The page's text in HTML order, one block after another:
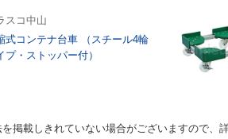
スコ中山
式コンテナ台車 （スチール4輪
プ・ストッパー付）
掲載しきれていない場合がございますので、